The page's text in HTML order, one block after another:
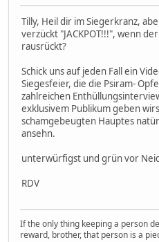
Tilly, Heil dir im Siegerkranz,
verzückt "JACKPOT!!!", wenn
rausrückt?
Schick uns auf jeden Fall ein
Siegesfeier, die die Psiram-
zahlreichen
exklusivem Publikum geben
schamgebeugten Hauptes
ansehn.
unterwürfigst und grün vor
RDV
If the only thing keeping a person
reward, brother, that person is a